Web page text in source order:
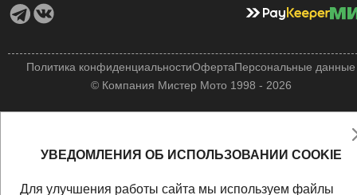
© Компания Мистер Мото 1998 - 2026
Политика конфиденциальностиОфертаПерсональные данные
УВЕДОМЛЕНИЯ ОБ ИСПОЛЬЗОВАНИИ COOKIE
Для улучшения работы сайта мы используем файлы